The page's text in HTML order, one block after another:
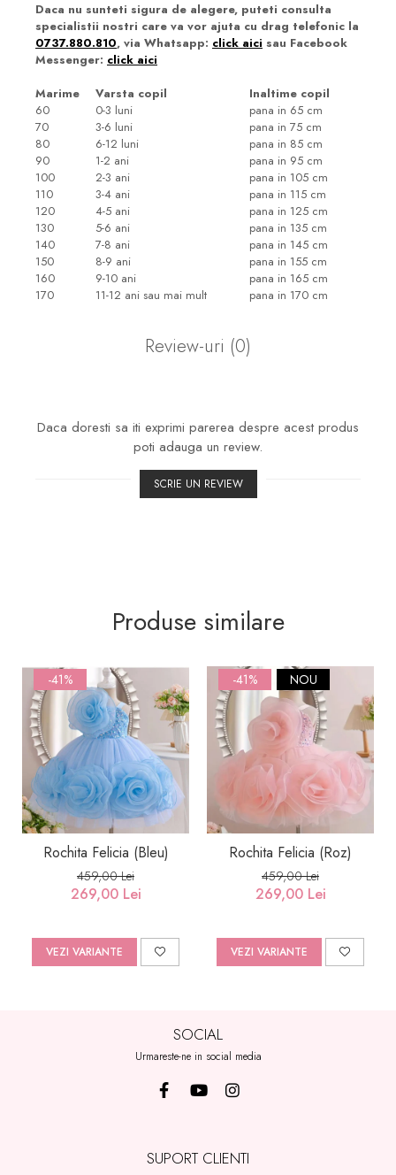
Daca nu sunteti sigura de alegere, puteti consulta
specialistii nostri care va vor ajuta cu drag telefonic la
0737.880.810, via Whatsapp: click aici sau Facebook
Messenger: click aici
Marime
Varsta copil
Inaltime copil
60
0-3 luni
pana in 65 cm
70
3-6 luni
pana in 75 cm
80
6-12 luni
pana in 85 cm
90
1-2 ani
pana in 95 cm
100
2-3 ani
pana in 105 cm
110
3-4 ani
pana in 115 cm
120
4-5 ani
pana in 125 cm
130
5-6 ani
pana in 135 cm
140
7-8 ani
pana in 145 cm
150
8-9 ani
pana in 155 cm
160
9-10 ani
pana in 165 cm
170
11-12 ani sau mai mult pana in 170 cm
Review-uri (0)
Daca doresti sa iti exprimi parerea despre acest produs
poti adauga un review.
SCRIE UN REVIEW
Produse similare
-41%
Rochita Felicia (Bleu)
459,00 Lei
269,00 Lei
VEZI VARIANTE
-41% NOU
Rochita Felicia (Roz)
459,00 Lei
269,00 Lei
VEZI VARIANTE
SOCIAL
Urmareste-ne in social media
SUPORT CLIENTI